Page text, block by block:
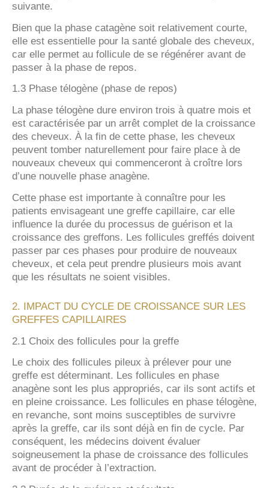
suivante.
Bien que la phase catagène soit relativement courte,
elle est essentielle pour la santé globale des cheveux,
car elle permet au follicule de se régénérer avant de
passer à la phase de repos.
1.3 Phase télogène (phase de repos)
La phase télogène dure environ trois à quatre mois et
est caractérisée par un arrêt complet de la croissance
des cheveux. À la fin de cette phase, les cheveux
peuvent tomber naturellement pour faire place à de
nouveaux cheveux qui commenceront à croître lors
d’une nouvelle phase anagène.
Cette phase est importante à connaître pour les
patients envisageant une greffe capillaire, car elle
influence la durée du processus de guérison et la
croissance des greffons. Les follicules greffés doivent
passer par ces phases pour produire de nouveaux
cheveux, et cela peut prendre plusieurs mois avant
que les résultats ne soient visibles.
2. IMPACT DU CYCLE DE CROISSANCE SUR LES
GREFFES CAPILLAIRES
2.1 Choix des follicules pour la greffe
Le choix des follicules pileux à prélever pour une
greffe est déterminant. Les follicules en phase
anagène sont les plus appropriés, car ils sont actifs et
en pleine croissance. Les follicules en phase télogène,
en revanche, sont moins susceptibles de survivre
après la greffe, car ils sont déjà en fin de cycle. Par
conséquent, les médecins doivent évaluer
soigneusement la phase de croissance des follicules
avant de procéder à l’extraction.